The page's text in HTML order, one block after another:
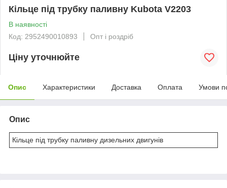
Кільце під трубку паливну Kubota V2203
В наявності
Код: 2952490010893
Опт і роздріб
Ціну уточнюйте
Опис Характеристики Доставка Оплата Умови
Опис
Кільце під трубку паливну дизельних двигунів